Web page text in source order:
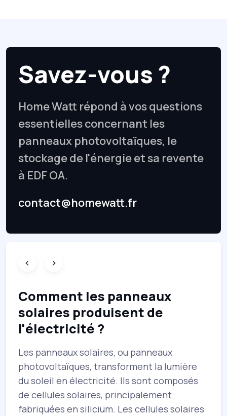
Savez-vous ?
Home Watt répond à vos questions
essentielles concernant les
panneaux photovoltaïques, le
stockage de l'énergie et sa revente
à EDF OA.
contact@homewatt.fr
Comment les panneaux
solaires produisent de
l'électricité ?
Les panneaux solaires, ou panneaux
photovoltaïques, transforment la lumière
du soleil en électricité. Ils sont composés
de cellules solaires, principalement
fabriquées en silicium. Les cellules solaires